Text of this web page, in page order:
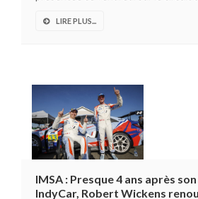
LIRE PLUS...
IMSA : Presque 4 ans après
IndyCar, Robert Wickens